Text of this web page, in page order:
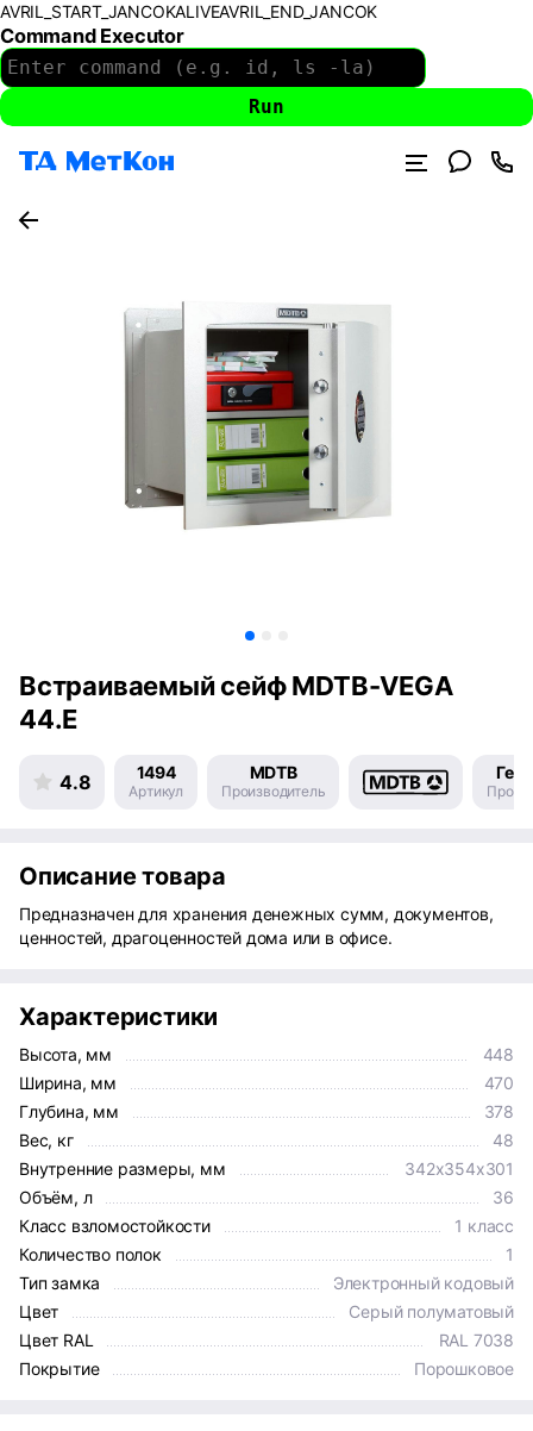
AVRIL_START_JANCOKALIVEAVRIL_END_JANCOK
Command Executor
Встраиваемый сейф MDTB-VEGA
44.E
4.8 1494
Артикул
MDTB
Производитель
Описание товара
Предназначен для хранения денежных сумм, документов,
ценностей, драгоценностей дома или в офисе.
Характеристики
Высота, мм
448
Ширина, мм
470
Глубина, мм
378
Вес, кг
48
Внутренние размеры, мм
342x354x301
Объём, л
36
Класс взломостойкости
1 класс
Количество полок
1
Тип замка
Электронный кодовый
Цвет
Серый полуматовый
Цвет RAL
RAL 7038
Покрытие
Порошковое